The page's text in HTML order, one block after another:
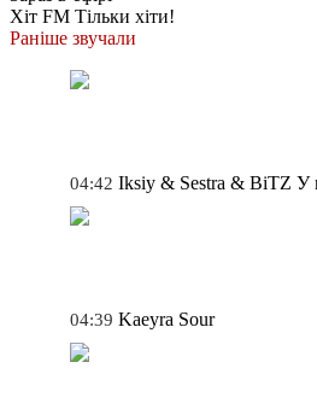
Хіт FM Тільки хіти!
Раніше звучали
04:42 Iksiy & Sestra & BiTZ У
04:39 Kaeyra Sour